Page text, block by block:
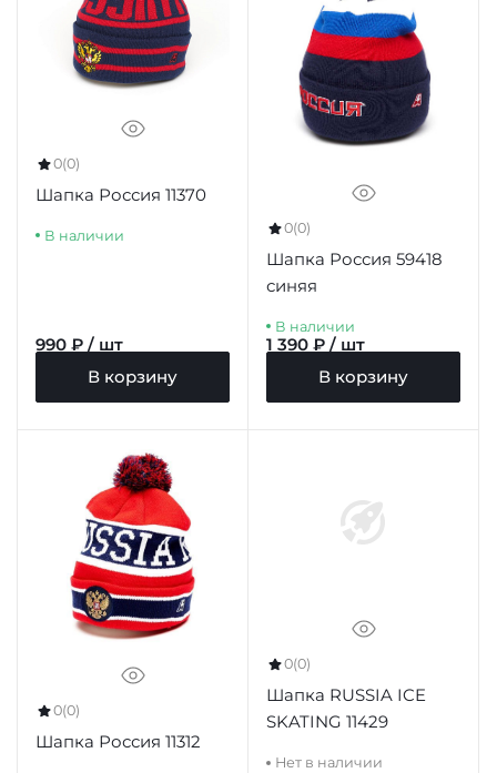
0(0)
Шапка Россия 11370
В наличии
990 ₽ / шт
В корзину
0(0)
Шапка Россия 59418
синяя
В наличии
1 390 ₽ / шт
В корзину
0(0)
Шапка Россия 11312
0(0)
Шапка RUSSIA ICE
SKATING 11429
Нет в наличии